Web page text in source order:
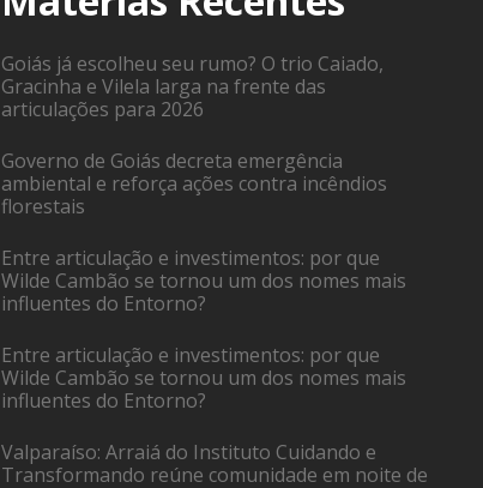
Goiás já escolheu seu rumo? O trio Caiado,
Gracinha e Vilela larga na frente das
articulações para 2026
Governo de Goiás decreta emergência
ambiental e reforça ações contra incêndios
florestais
Entre articulação e investimentos: por que
Wilde Cambão se tornou um dos nomes mais
influentes do Entorno?
Entre articulação e investimentos: por que
Wilde Cambão se tornou um dos nomes mais
influentes do Entorno?
Valparaíso: Arraiá do Instituto Cuidando e
Transformando reúne comunidade em noite de